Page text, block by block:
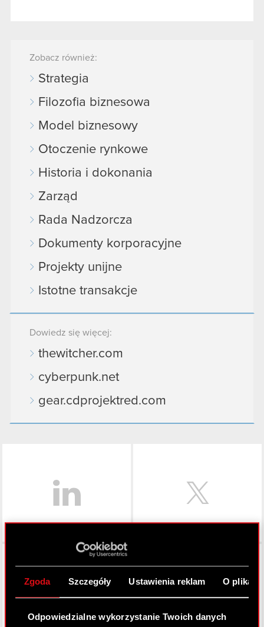
Zgoda Szczegóły Ustawienia reklam O
Odpowiedzialne wykorzystanie Twoich danych
Zobacz również:
Strategia
Filozofia biznesowa
Model biznesowy
Otoczenie rynkowe
Historia i dokonania
Zarząd
Rada Nadzorcza
Dokumenty korporacyjne
Projekty unijne
Istotne transakcje
Dowiedz się więcej:
thewitcher.com
cyberpunk.net
gear.cdprojektred.com